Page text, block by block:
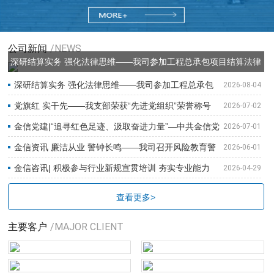
公司新闻 /NEWS
深研结算实务 强化法律思维——我司参加工程总承包项目结算法律
事务专... 2026-08-04
深研结算实务 强化法律思维——我司参加工程总承包
项目结... 2026-07-02
党旗红 实干先——我支部荣获“先进党组织”荣誉称号
2026-07-01
金信党建|“追寻红色足迹、汲取奋进力量”—中共金信党
支... 2026-06-01
金信资讯 廉洁从业 警钟长鸣——我司召开风险教育警
示会 2026-04-29
金信咨讯| 积极参与行业新规宣贯培训 夯实专业能力
查看更多>
主要客户 /MAJOR CLIENT